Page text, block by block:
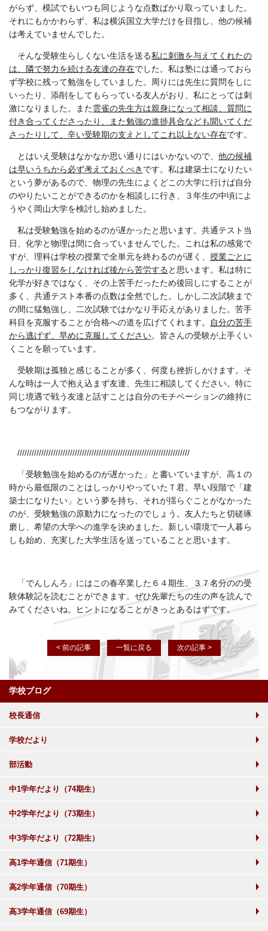
がらず、模試でもいつも同じような点数ばかり取っていました。
それにもかかわらず、私は横浜国立大学だけを目指し、他の候補
は考えていませんでした。
そんな受験生らしくない生活を送る私に刺激を与えてくれたの
は、隣で努力を続ける友達の存在でした。私は塾には通っておら
ず学校に残って勉強をしていました。周りには先生に質問をしに
いったり、添削をしてもらっている友人がおり、私にとっては刺
激になりました。また雲雀の先生方は親身になって相談、質問に
付き合ってくださったり、また勉強の進捗具合なども聞いてくだ
さったりして、辛い受験期の支えとしてこれ以上ない存在です。
とはいえ受験はなかなか思い通りにはいかないので、 他の候補
は早いうちから必ず考えておくべき です。私は建築士になりたい
という夢があるので、物理の先生によくどこの大学に行けば自分
のやりたいことができるのかを相談しに行き、３年生の中頃によ
うやく岡山大学を検討し始めました。
私は受験勉強を始めるのが遅かったと思います。共通テスト当
日、化学と物理は間に合っていませんでした。これは私の感覚で
すが、理科は学校の授業で全単元を終わるのが遅く、 授業ごとに
しっかり復習をしなければ後から苦労する と思います。私は特に
化学が好きではなく、その上苦手だったため後回しにすることが
多く、共通テスト本番の点数は全然でした。しかし二次試験まで
の間に猛勉強し、二次試験ではかなり手応えがありました。苦手
科目を克服することが合格への道を広げてくれます。
自分の苦手
から逃げず、早めに克服してください。皆さんの受験が上手くい
くことを願っています。
受験期は孤独と感じることが多く、何度も挫折しかけます。そ
んな時は一人で抱え込まず友達、先生に相談してください。特に
同じ境遇で戦う友達と話すことは自分のモチベーションの維持に
もつながります。
////////////////////////////////////////////////////////////////////////
「受験勉強を始めるのが遅かった」と書いていますが、高１の
時から最低限のことはしっかりやっていたＴ君。早い段階で「建
築士になりたい」という夢を持ち、それが揺らぐことがなかった
のが、受験勉強の原動力になったのでしょう。友人たちと切磋琢
磨し、希望の大学への進学を決めました。新しい環境で一人暮ら
しも始め、充実した大学生活を送っていることと思います。
「でんしんろ」にはこの春卒業した６４期生、３７名分のの受
験体験記を読むことができます。ぜひ先輩たちの生の声を読んで
みてくださいね。ヒントになることがきっとあるはずです。
< 前の記事 一覧に戻る 次の記事 >
学校ブログ
校長通信
学校だより
部活動
中1学年だより（74期生）
中2学年だより（73期生）
中3学年だより（72期生）
高1学年通信（71期生）
高2学年通信（70期生）
高3学年通信（69期生）